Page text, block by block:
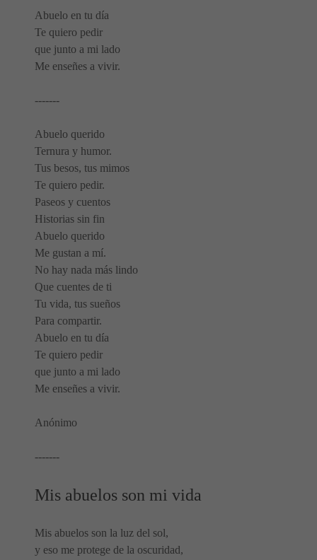
Abuelo en tu día
Te quiero pedir
que junto a mi lado
Me enseñes a vivir.
-------
Abuelo querido
Ternura y humor.
Tus besos, tus mimos
Te quiero pedir.
Paseos y cuentos
Historias sin fin
Abuelo querido
Me gustan a mí.
No hay nada más lindo
Que cuentes de ti
Tu vida, tus sueños
Para compartir.
Abuelo en tu día
Te quiero pedir
que junto a mi lado
Me enseñes a vivir.
Anónimo
-------
Mis abuelos son mi vida
Mis abuelos son la luz del sol,
y eso me protege de la oscuridad,